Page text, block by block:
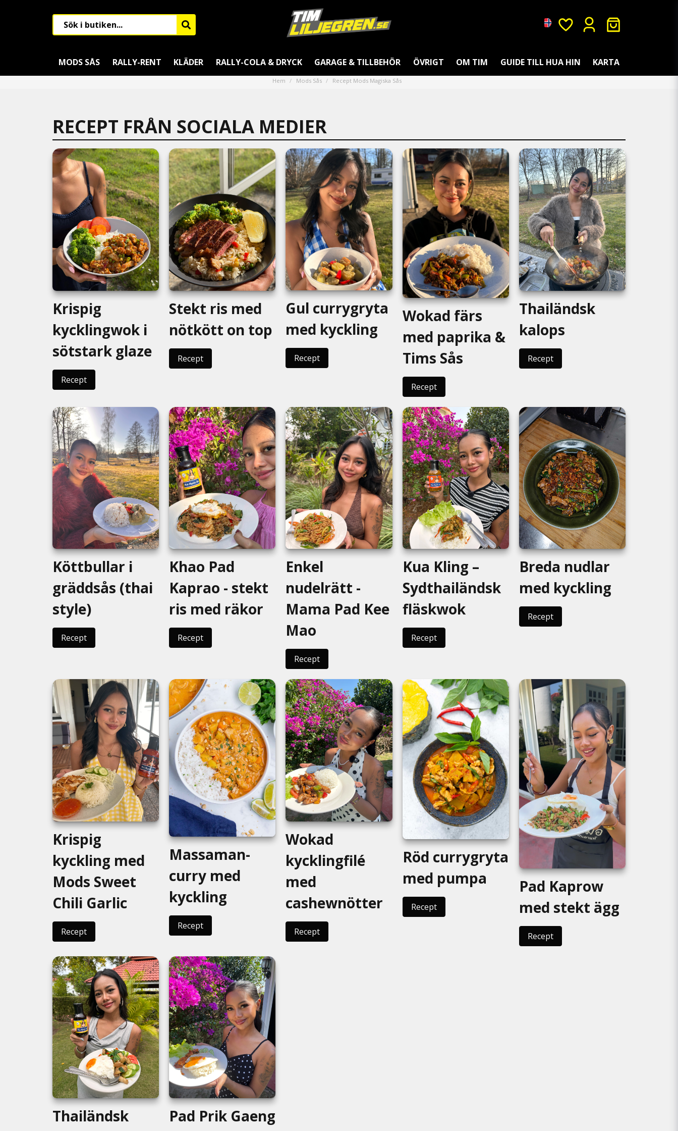
MODS SÅS RALLY-RENT KLÄDER RALLY-COLA & DRYCK GARAGE & TILLBEHÖR ÖVRIGT OM TIM GUIDE TILL HUA HIN KARTA
Hem Mods Sås Recept Mods Magiska Sås
RECEPT FRÅN SOCIALA MEDIER
Krispig
kycklingwok i
sötstark glaze
Recept
Stekt ris med
nötkött on top
Recept
Gul currygryta
med kyckling
Recept
Wokad färs
med paprika &
Tims Sås
Recept
Thailändsk
kalops
Recept
Köttbullar i
gräddsås (thai
style)
Recept
Khao Pad
Kaprao - stekt
ris med räkor
Recept
Enkel
nudelrätt -
Mama Pad Kee
Mao
Recept
Kua Kling –
Sydthailändsk
fläskwok
Recept
Breda nudlar
med kyckling
Recept
Krispig
kyckling med
Mods Sweet
Chili Garlic
Recept
Massaman-
curry med
kyckling
Recept
Wokad
kycklingfilé
med
cashewnötter
Recept
Röd currygryta
med pumpa
Recept
Pad Kaprow
med stekt ägg
Recept
Thailändsk
Pad Prik Gaeng